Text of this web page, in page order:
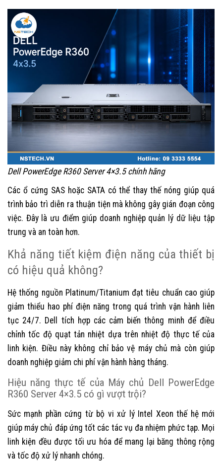
Dell PowerEdge R360 Server 4×3.5 chính hãng
Các ổ cứng SAS hoặc SATA có thể thay thế nóng giúp quá
trình bảo trì diễn ra thuận tiện mà không gây gián đoạn công
việc. Đây là ưu điểm giúp doanh nghiệp quản lý dữ liệu tập
trung và an toàn hơn.
Khả năng tiết kiệm điện năng của thiết bị
có hiệu quả không?
Hệ thống nguồn Platinum/Titanium đạt tiêu chuẩn cao giúp
giảm thiểu hao phí điện năng trong quá trình vận hành liên
tục 24/7. Dell tích hợp các cảm biến thông minh để điều
chỉnh tốc độ quạt tản nhiệt dựa trên nhiệt độ thực tế của
linh kiện. Điều này không chỉ bảo vệ máy chủ mà còn giúp
doanh nghiệp giảm chi phí vận hành hàng tháng.
Hiệu năng thực tế của Máy chủ Dell PowerEdge
R360 Server 4×3.5 có gì vượt trội?
Sức mạnh phần cứng từ bộ vi xử lý Intel Xeon thế hệ mới
giúp máy chủ đáp ứng tốt các tác vụ đa nhiệm phức tạp. Mọi
linh kiện đều được tối ưu hóa để mang lại băng thông rộng
và tốc độ xử lý nhanh chóng.